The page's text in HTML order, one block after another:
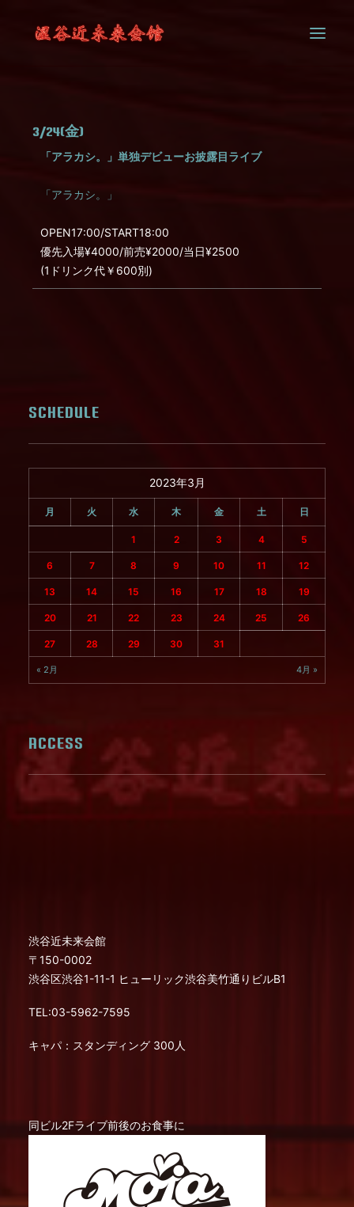
CONTACT3/24(金)
「アラカシ。」単独デビューお披露目ライブ
「アラカシ。」
OPEN17:00/START18:00
優先入場¥4000/前売¥2000/当日¥2500
(1ドリンク代￥600別)
SCHEDULE
2023年3月
月 火 水 木 金 土 日
1 2 3 4 5
6 7 8 9 10 11 12
13 14 15 16 17 18 19
20 21 22 23 24 25 26
27 28 29 30 31
« 2月 4月 »
ACCESS
渋谷近未来会館
〒150-0002
渋谷区渋谷1-11-1 ヒューリック渋谷美竹通りビルB1
TEL:03-5962-7595
キャパ：スタンディング 300人
同ビル2Fライブ前後のお食事に